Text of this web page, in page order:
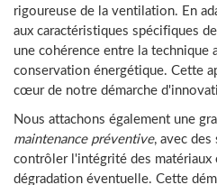
rigoureuse de la ventilation. En
aux caractéristiques spécifiques
une cohérence entre la technique
conservation énergétique. Cette
cœur de notre démarche
Nous attachons également une
maintenance préventive, avec
contrôler l'intégrité des matériaux
dégradation éventuelle. Cette